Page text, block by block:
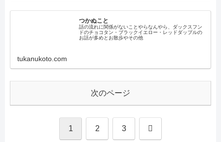
つかぬこと
話の流れに関係がないことやらなんやら、ダックスフン
ドのチョコタン・ブラックイエロー・レッドダップルの
お話が多めとお散歩やその他
tukanukoto.com
次のページ
1 2 3 次